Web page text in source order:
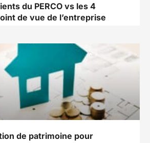
du PERCO vs les 4
de vue de l’entreprise
de patrimoine pour